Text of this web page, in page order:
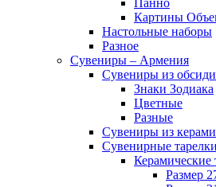
Панно
Картины
Настольные наборы
Разное
Сувениры – Армения
Сувениры из
Знаки Зодиака
Цветные
Разные
Сувениры из
Сувенирные тарелки
Керамические
Размер